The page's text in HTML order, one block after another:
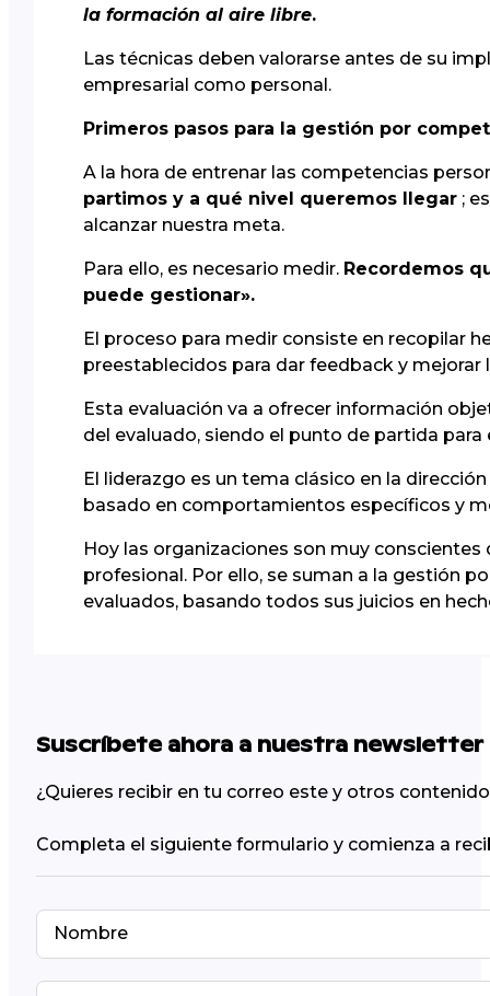
la formación al aire libre.
Las técnicas deben valorarse antes de su
empresarial como personal.
Primeros pasos para la gestión por
A la hora de entrenar las competencias
partimos y a qué nivel queremos llegar ;
alcanzar nuestra meta.
Para ello, es necesario medir. Recordemos
puede gestionar».
El proceso para medir consiste en recopilar
preestablecidos para dar feedback y mejorar
Esta evaluación va a ofrecer información
del evaluado, siendo el punto de partida
El liderazgo es un tema clásico en la
basado en comportamientos específicos y
Hoy las organizaciones son muy
profesional. Por ello, se suman a la gestión
evaluados, basando todos sus juicios en
Suscríbete ahora a nuestra newsletter
¿Quieres recibir en tu correo este y otros
Completa el siguiente formulario y comienza a